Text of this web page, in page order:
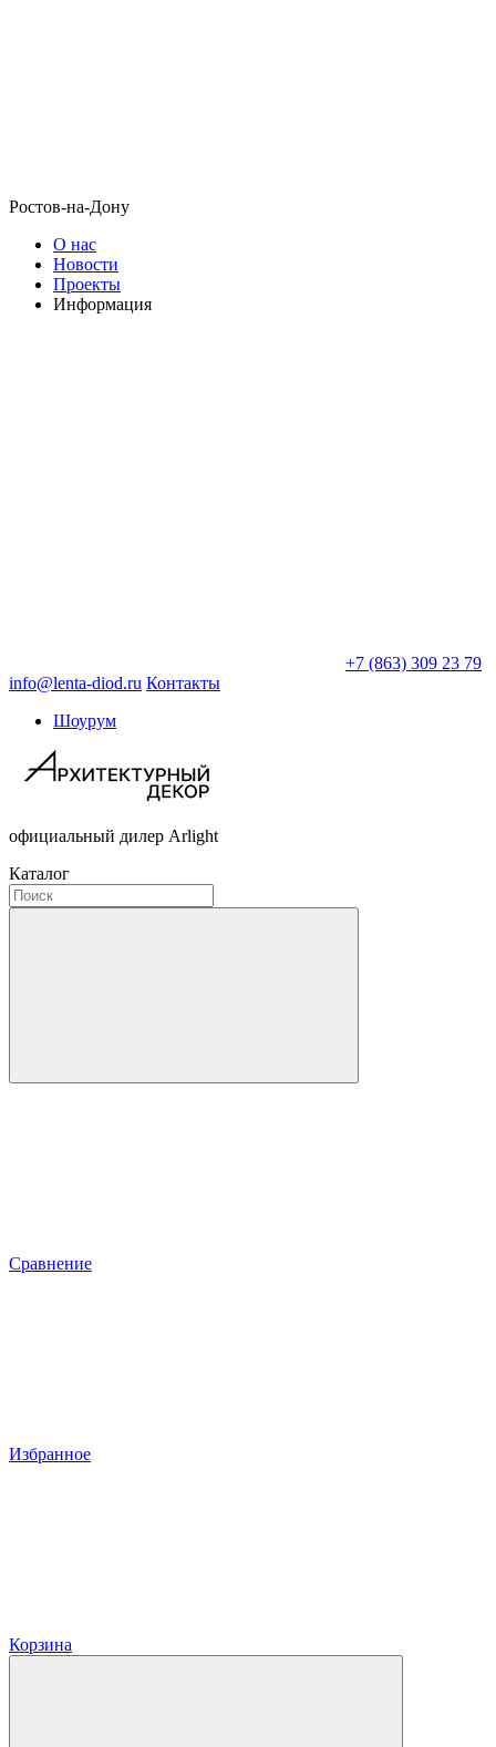
Ростов-на-Дону
О нас
Новости
Проекты
Информация
+7 (863) 309 23 79
info@lenta-diod.ru Контакты
Шоурум
официальный дилер Arlight
Каталог
Сравнение
Избранное
Корзина